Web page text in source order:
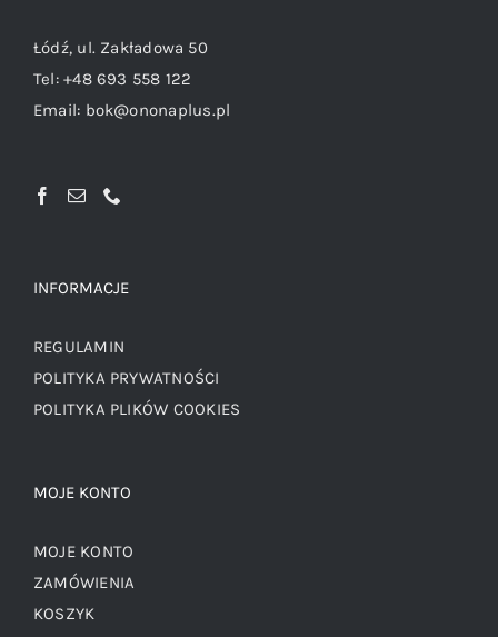
Łódź, ul. Zakładowa 50
Tel:+48 693 558 122
Email: bok@ononaplus.pl
INFORMACJE
REGULAMIN
POLITYKA PRYWATNOŚCI
POLITYKA PLIKÓW COOKIES
MOJE KONTO
MOJE KONTO
ZAMÓWIENIA
KOSZYK